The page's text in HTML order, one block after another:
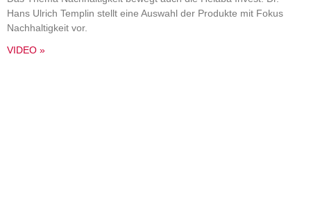
Hans Ulrich Templin stellt eine Auswahl der Produkte mit Fokus
Nachhaltigkeit vor.
VIDEO »